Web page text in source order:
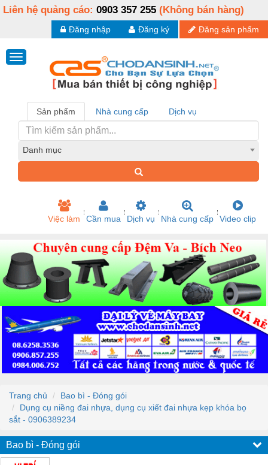
Liên hệ quảng cáo: 0903 357 255 (Không bán hàng)
Đăng sản phẩm
Đăng ký
Đăng nhập
Sản phẩm Nhà cung cấp Dịch vụ
Danh mục
Việc làm Cần mua Dịch vụ Nhà cung cấp Video clip
Trang chủ
Bao bì - Đóng gói
Dụng cụ niềng đai nhựa, dụng cụ xiết đai nhựa kẹp khóa bọ
sắt - 0906389234
Bao bì - Đóng gói